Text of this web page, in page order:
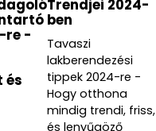
re -
és
Trendjei 2024-
ben
Tavaszi
lakberendezési
tippek 2024-re -
Hogy otthona
mindig trendi, friss,
és lenyűgöző